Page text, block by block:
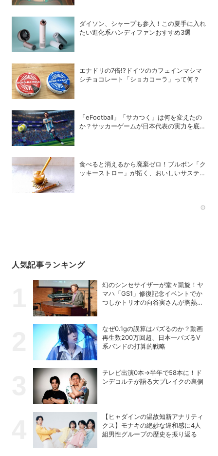
ダイソン、シャープも参入！この夏手に入れ
たい進化系ハンディファンおすすめ3選
エナドリの7倍!?ドイツのカフェインマシマ
シチョコレート「ショカコーラ」って何？
「eFootball」「サカつく」は何を変えたの
か？サッカーゲームが日本代表の実力を底上
食べると消えるから廃棄ゼロ！ブルボン「ク
ッキーストロー」が拓く、おいしいサステナ
人気記事ランキング
幻のシンセサイザーが堂々凱旋！ヤ
マハ「GS1」修復記念イベントでか
つしかトリオの向谷実さんが胸熱ト
なぜ0.1gの誤算はバズるのか？動画
再生数200万回超、日本一バズるV
系バンドの打算的戦略
テレビ出演0本→半年で58本に！ド
ンデコルテが語る大ブレイクの裏側
【ヒャダインの温故知新アナリティ
クス】モナキの絶妙な違和感に4人
組男性グループの歴史を振り返る